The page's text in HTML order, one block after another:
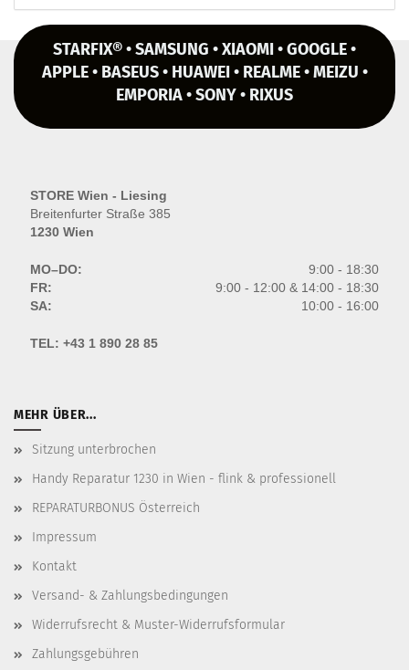
STARFIX® • SAMSUNG • XIAOMI • GOOGLE •
APPLE • BASEUS • HUAWEI • REALME • MEIZU •
EMPORIA • SONY • RIXUS
STORE Wien - Liesing
Breitenfurter Straße 385
1230 Wien
MO–DO:
9:00 - 18:30
FR:
9:00 - 12:00 & 14:00 - 18:30
SA:
10:00 - 16:00
TEL: +43 1 890 28 85
MEHR ÜBER...
Sitzung unterbrochen
Handy Reparatur 1230 in Wien - flink & professionell
REPARATURBONUS Österreich
Impressum
Kontakt
Versand- & Zahlungsbedingungen
Widerrufsrecht & Muster-Widerrufsformular
Zahlungsgebühren